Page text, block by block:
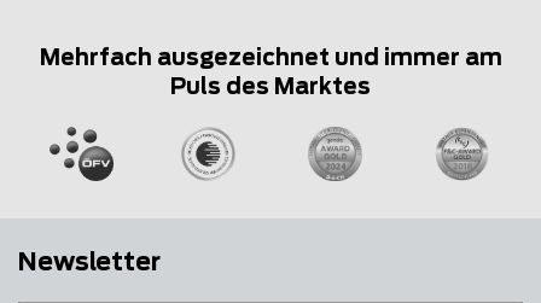
Mehrfach ausgezeichnet und immer am
Puls des Marktes
Newsletter